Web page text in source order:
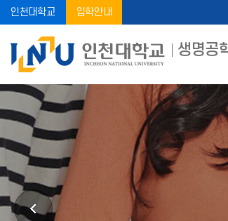
인천대학교 입학안내
생명공